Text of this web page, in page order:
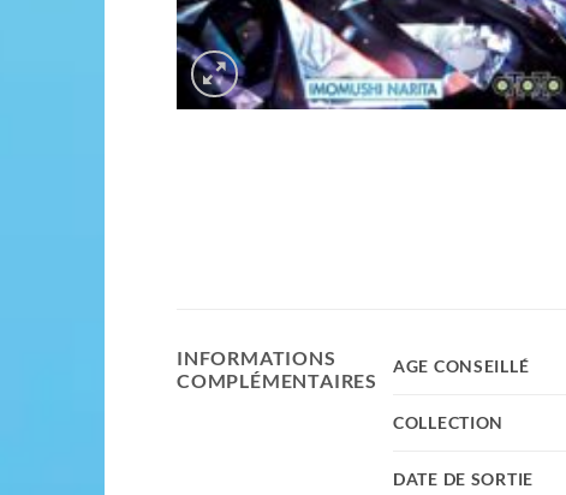
INFORMATIONS
COMPLÉMENTAIRES
AGE CONSEILLÉ
COLLECTION
DATE DE SORTIE